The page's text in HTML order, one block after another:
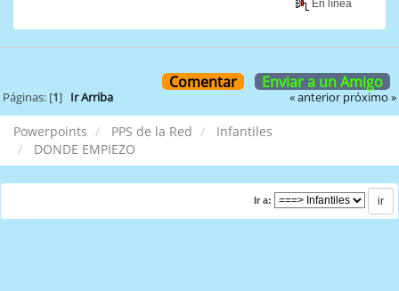
En línea
Comentar Enviar a un Amigo
Páginas: [1] Ir Arriba « anterior próximo »
Powerpoints PPS de la Red
Infantiles
DONDE EMPIEZO
Ir a: